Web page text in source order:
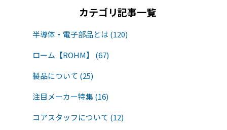
カテゴリ記事一覧
半導体・電子部品とは (120)
ローム【ROHM】 (67)
製品について (25)
注目メーカー特集 (16)
コアスタッフについて (12)